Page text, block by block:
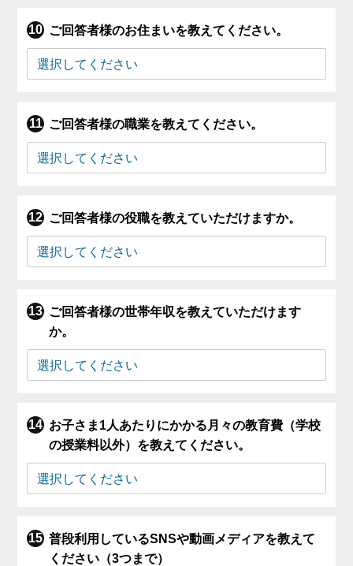
ご回答者様のお住まいを教えてください。
ご回答者様の職業を教えてください。
ご回答者様の役職を教えていただけますか。
ご回答者様の世帯年収を教えていただけます
か。
お子さま1人あたりにかかる月々の教育費（学校
の授業料以外）を教えてください。
普段利用しているSNSや動画メディアを教えて
ください（3つまで）